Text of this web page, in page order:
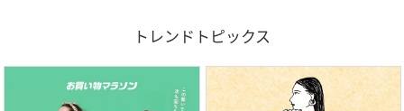
トレンドトピックス